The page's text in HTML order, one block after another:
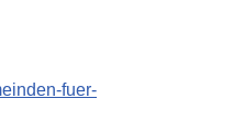
fuer-